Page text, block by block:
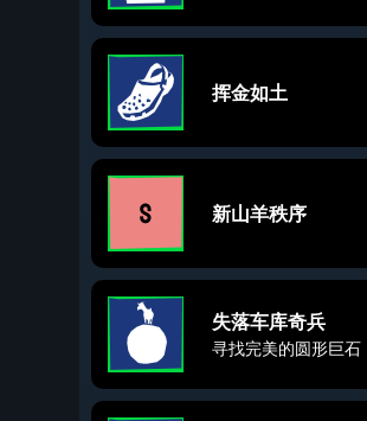
挥金如土
新山羊秩序
失落车库奇兵
寻找完美的圆形巨石